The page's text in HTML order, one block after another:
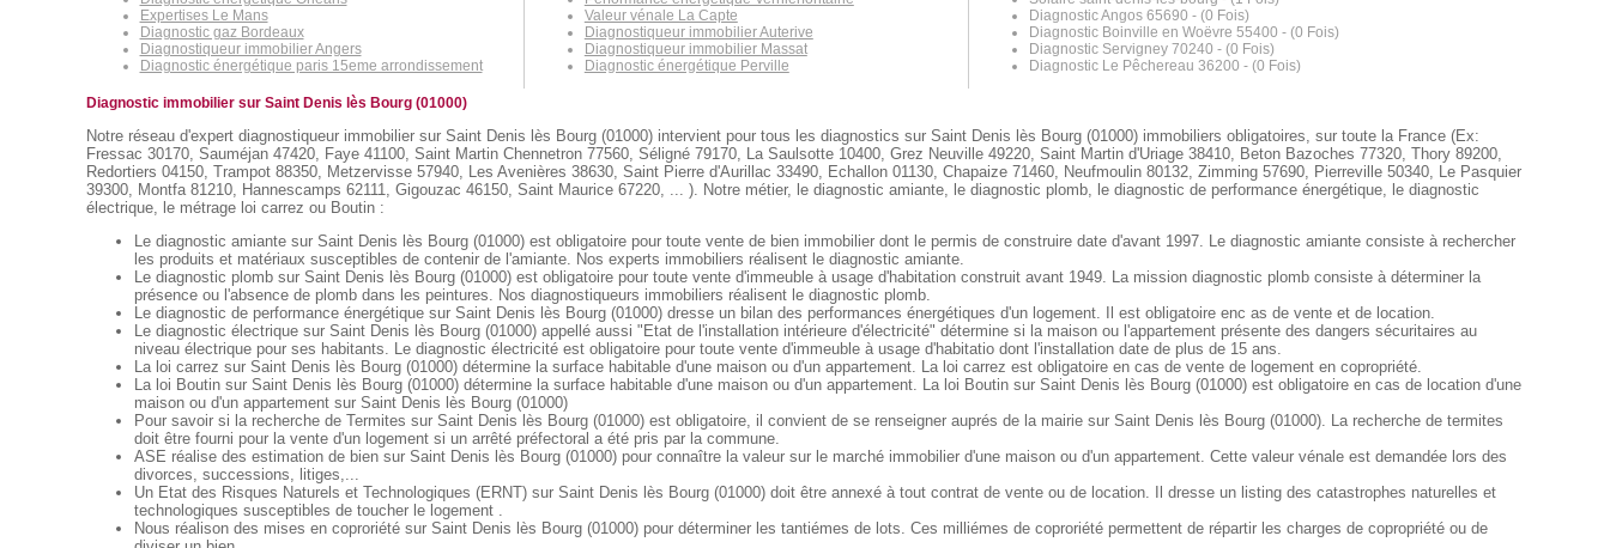
Expertises Le Mans
Diagnostic gaz Bordeaux
Diagnostiqueur immobilier Angers
Diagnostic énergétique paris 15eme arrondissement
Valeur vénale La Capte
Diagnostiqueur immobilier Auterive
Diagnostiqueur immobilier Massat
Diagnostic énergétique Perville
Diagnostic Angos 65690 - (0 Fois)
Diagnostic Boinville en Woëvre 55400 - (0 Fois)
Diagnostic Servigney 70240 - (0 Fois)
Diagnostic Le Pêchereau 36200 - (0 Fois)
Diagnostic immobilier sur Saint Denis lès Bourg (01000)
Notre réseau d'expert diagnostiqueur immobilier sur Saint Denis lès Bourg (01000) intervient pour tous les diagnostics sur Saint Denis lès Bourg (01000) immobiliers obligatoires, sur toute la France (Ex:
Fressac 30170, Sauméjan 47420, Faye 41100, Saint Martin Chennetron 77560, Séligné 79170, La Saulsotte 10400, Grez Neuville 49220, Saint Martin d'Uriage 38410, Beton Bazoches 77320, Thory 89200,
Redortiers 04150, Trampot 88350, Metzervisse 57940, Les Avenières 38630, Saint Pierre d'Aurillac 33490, Echallon 01130, Chapaize 71460, Neufmoulin 80132, Zimming 57690, Pierreville 50340, Le Pasquier
39300, Montfa 81210, Hannescamps 62111, Gigouzac 46150, Saint Maurice 67220, ... ). Notre métier, le diagnostic amiante, le diagnostic plomb, le diagnostic de performance énergétique, le diagnostic
électrique, le métrage loi carrez ou Boutin :
Le diagnostic amiante sur Saint Denis lès Bourg (01000) est obligatoire pour toute vente de bien immobilier dont le permis de construire date d'avant 1997. Le diagnostic amiante consiste à rechercher
les produits et matériaux susceptibles de contenir de l'amiante. Nos experts immobiliers réalisent le diagnostic amiante.
Le diagnostic plomb sur Saint Denis lès Bourg (01000) est obligatoire pour toute vente d'immeuble à usage d'habitation construit avant 1949. La mission diagnostic plomb consiste à déterminer la
présence ou l'absence de plomb dans les peintures. Nos diagnostiqueurs immobiliers réalisent le diagnostic plomb.
Le diagnostic de performance énergétique sur Saint Denis lès Bourg (01000) dresse un bilan des performances énergétiques d'un logement. Il est obligatoire enc as de vente et de location.
Le diagnostic électrique sur Saint Denis lès Bourg (01000) appellé aussi "Etat de l'installation intérieure d'électricité" détermine si la maison ou l'appartement présente des dangers sécuritaires au
niveau électrique pour ses habitants. Le diagnostic électricité est obligatoire pour toute vente d'immeuble à usage d'habitatio dont l'installation date de plus de 15 ans.
La loi carrez sur Saint Denis lès Bourg (01000) détermine la surface habitable d'une maison ou d'un appartement. La loi carrez est obligatoire en cas de vente de logement en copropriété.
La loi Boutin sur Saint Denis lès Bourg (01000) détermine la surface habitable d'une maison ou d'un appartement. La loi Boutin sur Saint Denis lès Bourg (01000) est obligatoire en cas de location d'une
maison ou d'un appartement sur Saint Denis lès Bourg (01000)
Pour savoir si la recherche de Termites sur Saint Denis lès Bourg (01000) est obligatoire, il convient de se renseigner auprés de la mairie sur Saint Denis lès Bourg (01000). La recherche de termites
doit être fourni pour la vente d'un logement si un arrêté préfectoral a été pris par la commune.
ASE réalise des estimation de bien sur Saint Denis lès Bourg (01000) pour connaître la valeur sur le marché immobilier d'une maison ou d'un appartement. Cette valeur vénale est demandée lors des
divorces, successions, litiges,...
Un Etat des Risques Naturels et Technologiques (ERNT) sur Saint Denis lès Bourg (01000) doit être annexé à tout contrat de vente ou de location. Il dresse un listing des catastrophes naturelles et
technologiques susceptibles de toucher le logement .
Nous réalison des mises en coproriété sur Saint Denis lès Bourg (01000) pour déterminer les tantiémes de lots. Ces milliémes de coproriété permettent de répartir les charges de copropriété ou de